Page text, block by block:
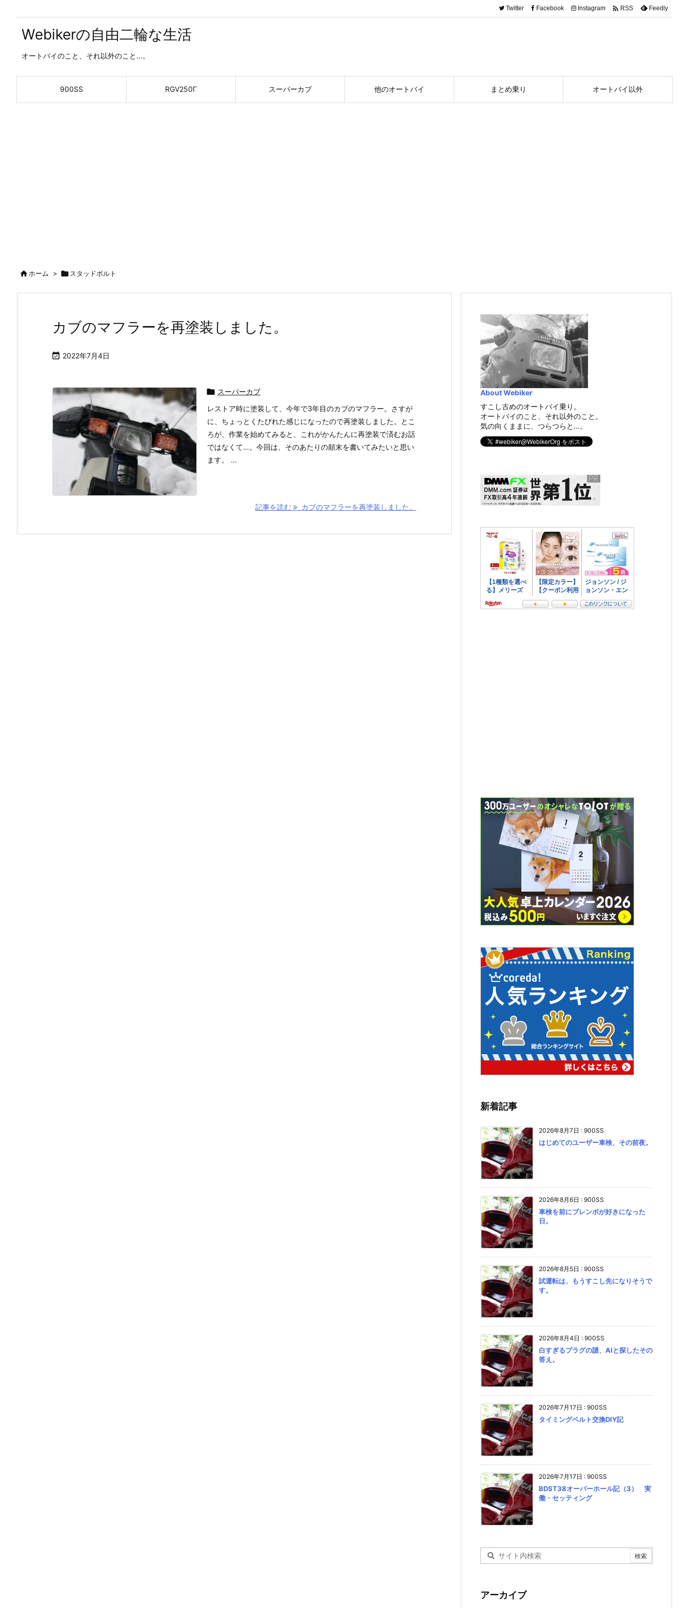
Webikerの自由二輪な生活
オートバイのこと、それ以外のこと…。
900SS RGV250Γ スーパーカブ 他のオートバイ まとめ乗り オートバイ以外
Twitter Facebook Instagram  RSS Feedly
ホーム >  スタッドボルト
カブのマフラーを再塗装しました。
 2022年7月4日
 スーパーカブ
レストア時に塗装して、今年で3年目のカブのマフラー。さすが
に、ちょっとくたびれた感じになったので再塗装しました。とこ
ろが、作業を始めてみると、これがかんたんに再塗装で済むお話
ではなくて…。今回は、そのあたりの顛末を書いてみたいと思い
ます。 ...
記事を読む カブのマフラーを再塗装しました。
About Webiker
すこし古めのオートバイ乗り。
オートバイのこと、それ以外のこと。
気の向くままに、つらつらと…。
新着記事
2026年8月7日 : 900SS
はじめてのユーザー車検、その前夜。
2026年8月6日 : 900SS
車検を前にブレンボが好きになった
日。
2026年8月5日 : 900SS
試運転は、もうすこし先になりそうで
す。
2026年8月4日 : 900SS
白すぎるプラグの謎、AIと探したその
答え。
2026年7月17日 : 900SS
タイミングベルト交換DIY記
2026年7月17日 : 900SS
BDST38オーバーホール記（3） 実
働・セッティング
アーカイブ